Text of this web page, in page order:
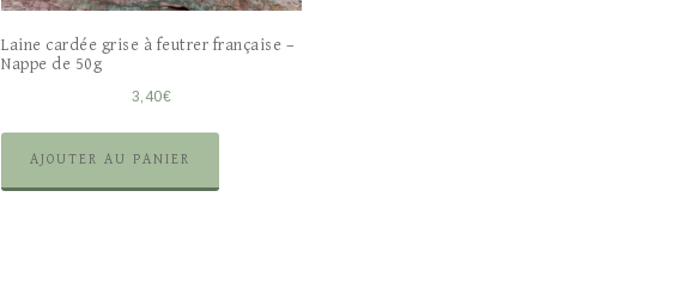
Laine cardée grise à feutrer française –
Nappe de 50g
3,40€
AJOUTER AU PANIER